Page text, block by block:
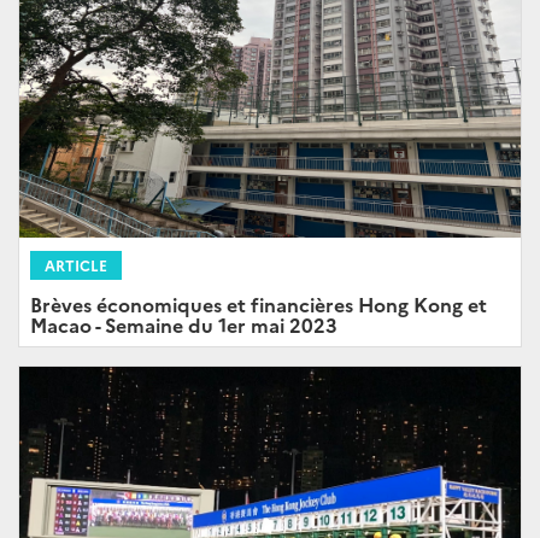
ARTICLE
Brèves économiques et financières Hong Kong et
Macao - Semaine du 1er mai 2023